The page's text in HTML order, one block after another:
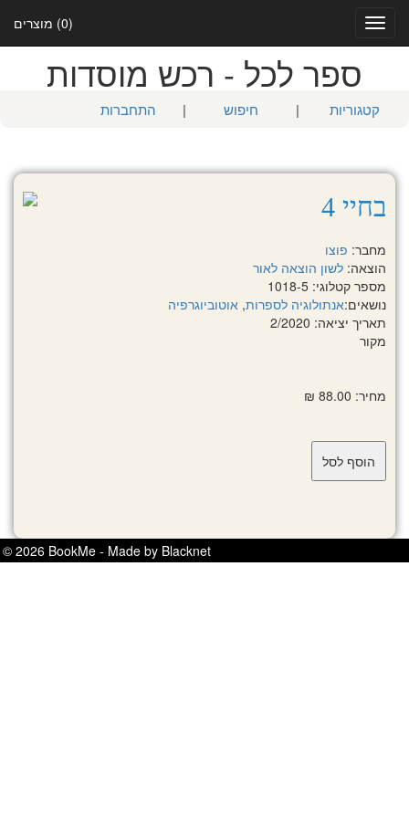
(0) מוצרים
Toggle
navigation
ספר לכל - רכש מוסדות
קטגוריות | חיפוש | התחברות
בחיי 4
מחבר: פוצו
הוצאה: לשון הוצאה לאור
מספר קטלוגי: 1018-5
נושאים:אנתולוגיה לספרות, אוטוביוגרפיה
תאריך יציאה: 2/2020
מקור
מחיר: 88.00 ₪
© 2026 BookMe - Made by Blacknet